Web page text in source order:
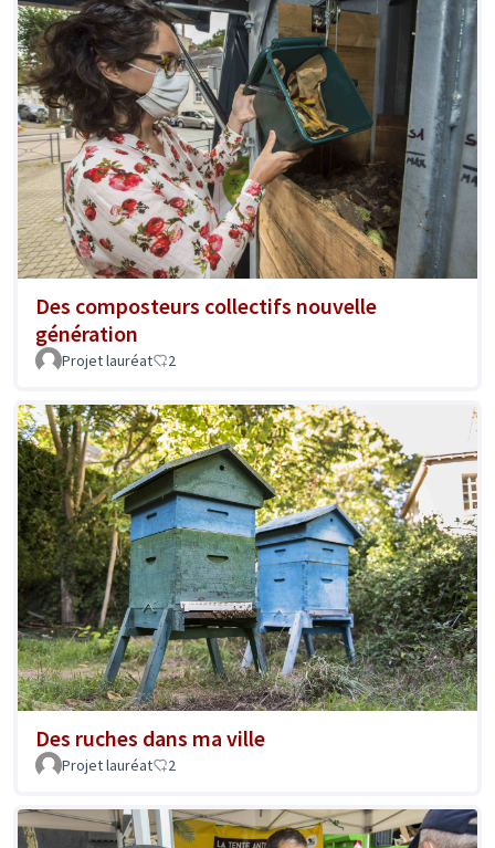
Des composteurs collectifs nouvelle
génération
Projet lauréat 2
Des ruches dans ma ville
Projet lauréat 2